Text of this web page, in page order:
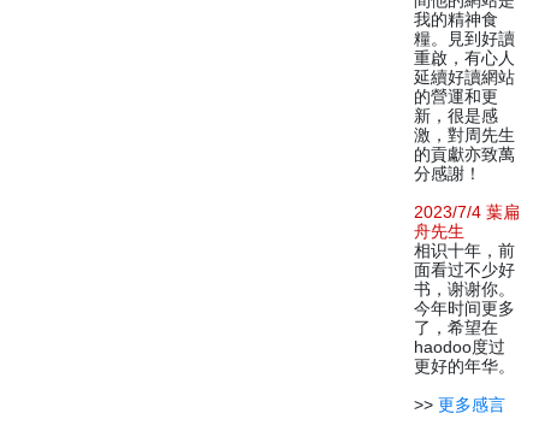
我的精神食
糧。見到好讀
重啟，有心人
延續好讀網站
的營運和更
新，很是感
激，對周先生
的貢獻亦致萬
分感謝！
2023/7/4 葉扁
舟先生
相识十年，前
面看过不少好
书，谢谢你。
今年时间更多
了，希望在
haodoo度过
更好的年华。
>> 更多感言